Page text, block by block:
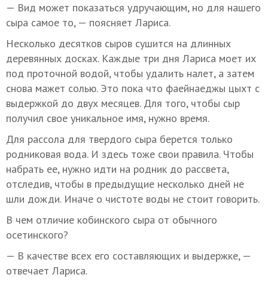
— Вид может показаться удручающим, но для нашего
сыра самое то, — поясняет Лариса.
Несколько десятков сыров сушится на длинных
деревянных досках. Каждые три дня Лариса моет их
под проточной водой, чтобы удалить налет, а затем
снова мажет солью. Это пока что фаейнаеджы цыхт с
выдержкой до двух месяцев. Для того, чтобы сыр
получил свое уникальное имя, нужно время.
Для рассола для твердого сыра берется только
родниковая вода. И здесь тоже свои правила. Чтобы
набрать ее, нужно идти на родник до рассвета,
отследив, чтобы в предыдущие несколько дней не
шли дожди. Иначе о чистоте воды не стоит говорить.
В чем отличие кобинского сыра от обычного
осетинского?
— В качестве всех его составляющих и выдержке, —
отвечает Лариса.